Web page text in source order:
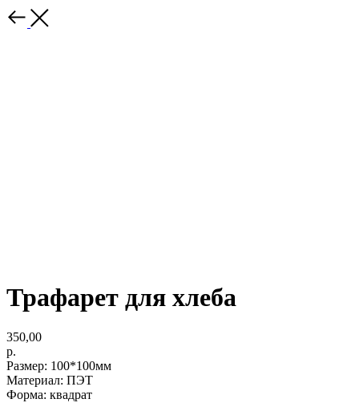
Трафарет для хлеба
350,00
р.
Размер: 100*100мм
Материал: ПЭТ
Форма: квадрат